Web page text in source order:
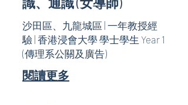
沙田區、九龍城區 | 一年教授經
驗 | 香港浸會大學 學士學生 Year 1
(傳理系公關及廣告)
閱讀更多